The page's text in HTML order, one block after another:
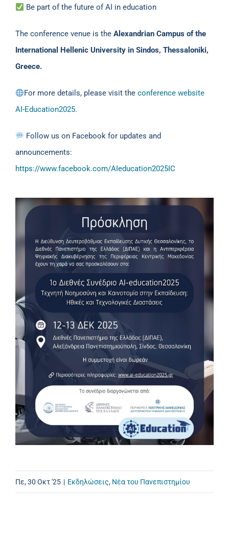
Be part of the future of AI in education
The conference venue is the Alexandrian Campus of the
International Hellenic University in Sindos, Thessaloniki,
Greece.
For more details, please visit theconference website
AI-Education2025.
Follow us on Facebook for updates and
announcements:
https://www.facebook.com/AIeducation2025IC
Πε, 30 Οκτ '25 | Εκδηλώσεις, Νέα του Πανεπιστημίου